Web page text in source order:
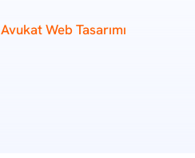
Avukat Web Tasarımı